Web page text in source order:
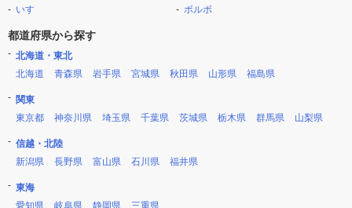
いすゞ
ボルボ
都道府県から探す
北海道・東北
北海道
青森県 岩手県 宮城県 秋田県 山形県 福島県
関東
東京都
神奈川県 埼玉県 千葉県 茨城県 栃木県 群馬県 山梨県
信越・北陸
新潟県
長野県 富山県 石川県 福井県
東海